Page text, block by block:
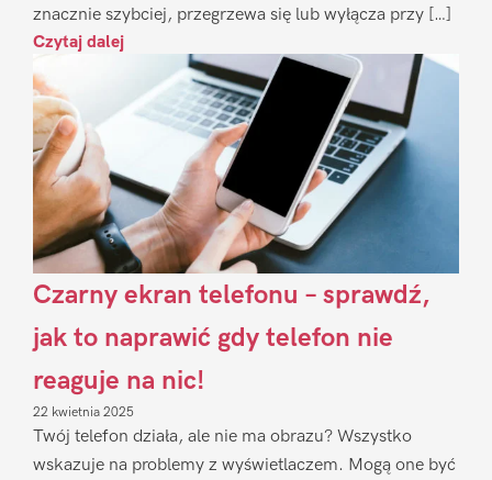
znacznie szybciej, przegrzewa się lub wyłącza przy […]
Czytaj dalej
Czarny ekran telefonu – sprawdź,
jak to naprawić gdy telefon nie
reaguje na nic!
22 kwietnia 2025
Twój telefon działa, ale nie ma obrazu? Wszystko
wskazuje na problemy z wyświetlaczem. Mogą one być